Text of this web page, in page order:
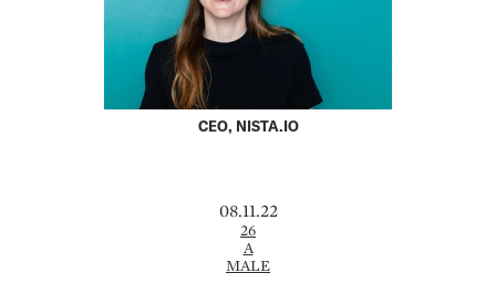
CEO, NISTA.IO
08.11.22
26
A
MALE